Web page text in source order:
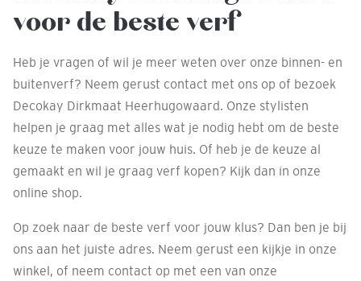
voor de beste verf
Heb je vragen of wil je meer weten over onze binnen- en
buitenverf? Neem gerust contact met ons op of bezoek
Decokay Dirkmaat Heerhugowaard. Onze stylisten
helpen je graag met alles wat je nodig hebt om de beste
keuze te maken voor jouw huis. Of heb je de keuze al
gemaakt en wil je graag verf kopen? Kijk dan in onze
online shop.
Op zoek naar de beste verf voor jouw klus? Dan ben je bij
ons aan het juiste adres. Neem gerust een kijkje in onze
winkel, of neem contact op met een van onze